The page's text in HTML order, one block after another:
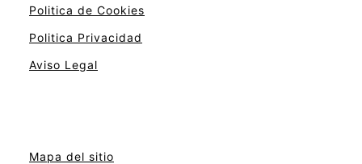
Politica de Cookies
Politica Privacidad
Aviso Legal
Mapa del sitio